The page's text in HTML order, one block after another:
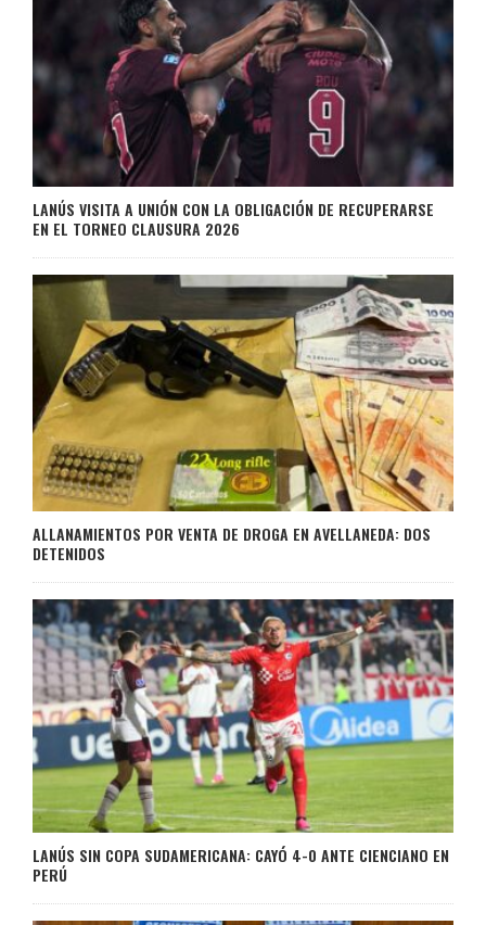
LANÚS VISITA A UNIÓN CON LA OBLIGACIÓN DE RECUPERARSE
EN EL TORNEO CLAUSURA 2026
ALLANAMIENTOS POR VENTA DE DROGA EN AVELLANEDA: DOS
DETENIDOS
LANÚS SIN COPA SUDAMERICANA: CAYÓ 4-0 ANTE CIENCIANO EN
PERÚ